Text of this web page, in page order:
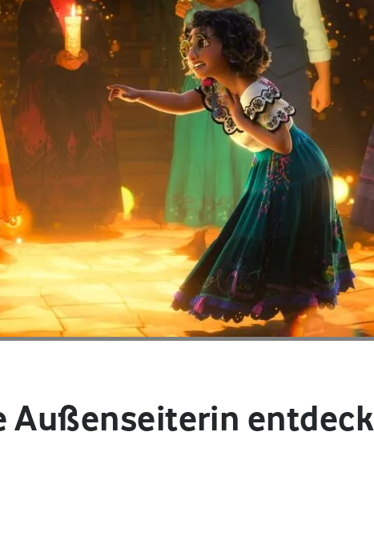
Außenseiterin